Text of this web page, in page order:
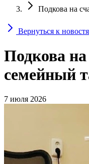
Подкова на
Вернуться к
Подкова на
семейный
7 июля 2026